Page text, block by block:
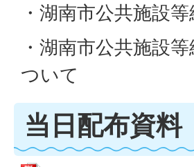
・湖南市公共施設
・湖南市公共施設
ついて
当日配布資料